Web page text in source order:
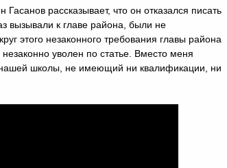
рассказывает, что он отказался писать
вызывали к главе района, были не
этого незаконного требования главы района
уволен по статье. Вместо меня
школы, не имеющий ни квалификации, ни